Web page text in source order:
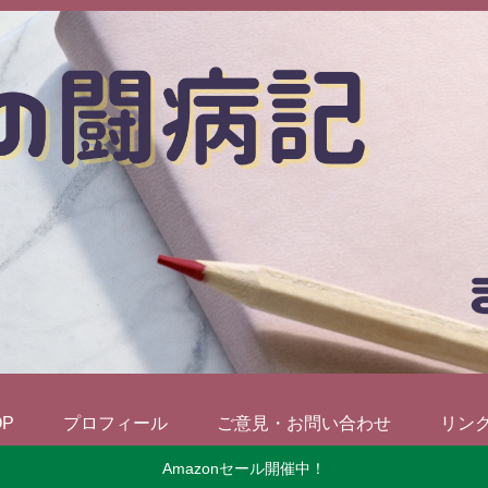
プロフィール ご意見・お問い合わせ リン
Amazonセール開催中！